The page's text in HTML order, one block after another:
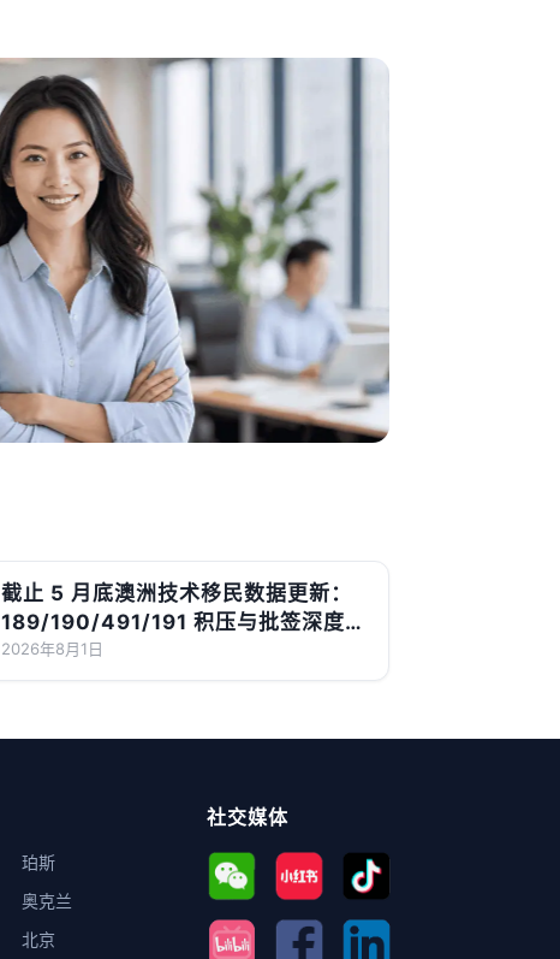
截止 5 月底澳洲技术移民数据更新：
189/190/491/191 积压与批签深度解
读
2026年8月1日
珀斯
奥克兰
北京
社交媒体